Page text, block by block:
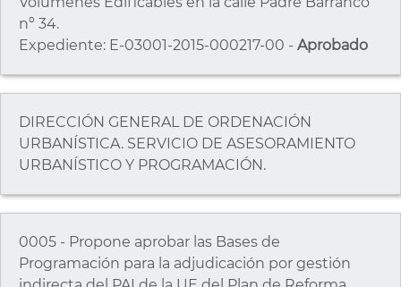
nº 34.
Expediente: E-03001-2015-000217-00 - Aprobado
DIRECCIÓN GENERAL DE ORDENACIÓN
URBANÍSTICA. SERVICIO DE ASESORAMIENTO
URBANÍSTICO Y PROGRAMACIÓN.
0005 - Propone aprobar las Bases de
Programación para la adjudicación por gestión